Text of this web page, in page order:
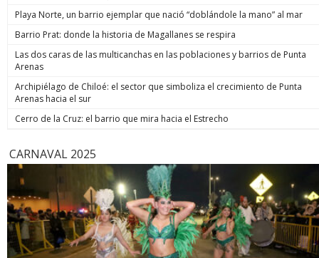
Playa Norte, un barrio ejemplar que nació “doblándole la mano” al mar
Barrio Prat: donde la historia de Magallanes se respira
Las dos caras de las multicanchas en las poblaciones y barrios de Punta
Arenas
Archipiélago de Chiloé: el sector que simboliza el crecimiento de Punta
Arenas hacia el sur
Cerro de la Cruz: el barrio que mira hacia el Estrecho
CARNAVAL 2025